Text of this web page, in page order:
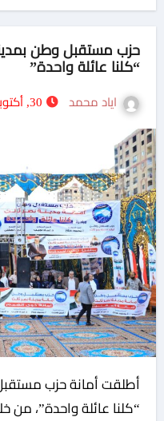
حزب مستقبل وطن
“كلنا عائلة واحدة”
اياد محمد
أطلقت أمانة حزب مستقبل وطن بمدينة نصر ثالث، مبادرة
“كلنا عائلة واحدة”، من